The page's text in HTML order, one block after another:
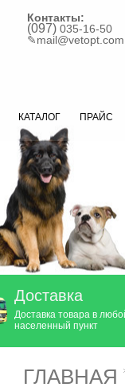
Контакты:
(097) 035-16-50
✎mail@vetopt.com
КАТАЛОГ ПРАЙС
Доставка
Доставка товара в
населенный пункт
ГЛАВНАЯ